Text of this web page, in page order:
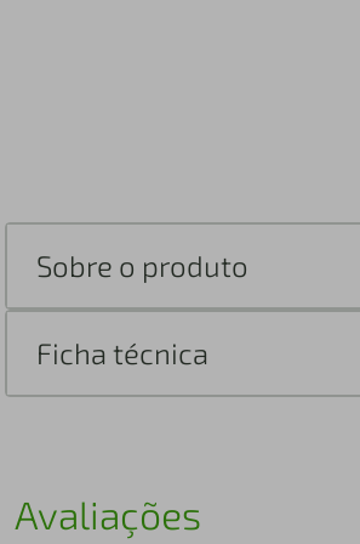
Sobre o produto
Ficha técnica
Avaliações